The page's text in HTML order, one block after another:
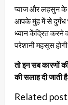
प्याज और लहसुन
आपके मुंह में से दुर्गंध
ध्यान केंद्रित करने
परेशानी महसूस
तो इन सब कारणों
की सलाह दी जाती
Related